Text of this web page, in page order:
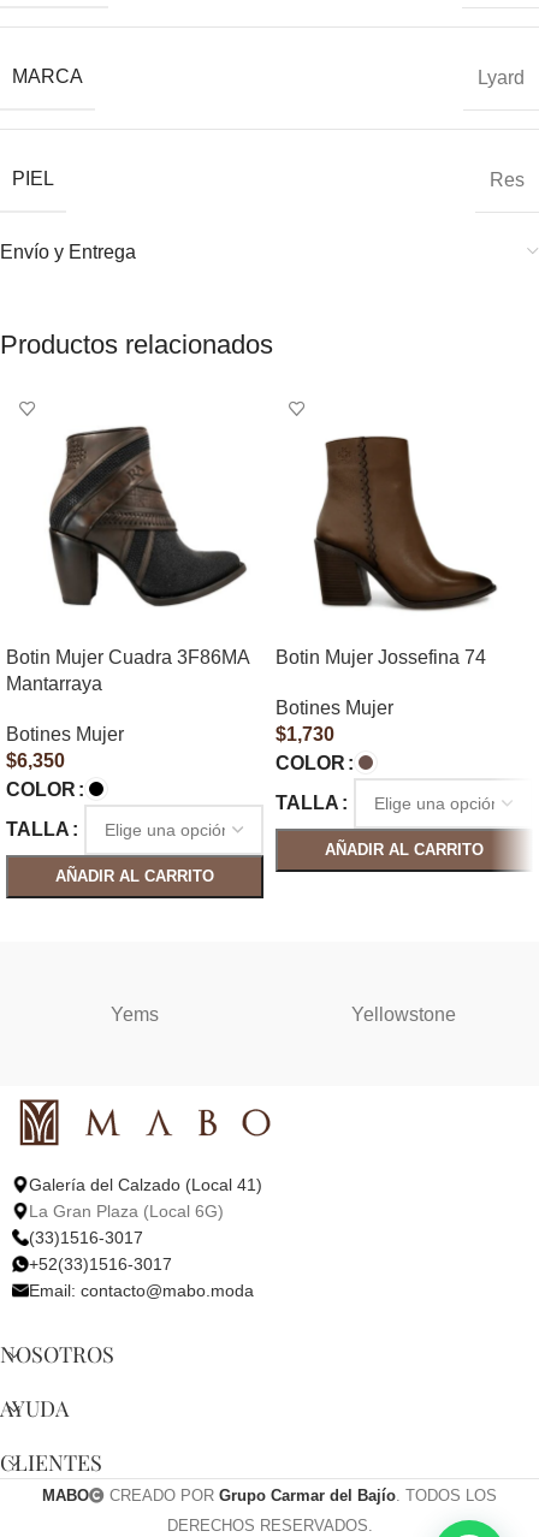
MARCA Lyard
PIEL Res
Envío y Entrega
Productos relacionados
Botin Mujer Cuadra 3F86MA
Mantarraya
Botines Mujer
$6,350
COLOR
TALLA
AÑADIR AL CARRITO
Botin Mujer Jossefina 74
Botines Mujer
$1,730
COLOR
TALLA
AÑADIR AL CARRITO
Yems Yellowstone
Galería del Calzado (Local 41)
La Gran Plaza (Local 6G)
(33)1516-3017
+52(33)1516-3017
Email: contacto@mabo.moda
NOSOTROS
AYUDA
CLIENTES
MABO CREADO POR Grupo Carmar del Bajío. TODOS LOS
DERECHOS RESERVADOS.